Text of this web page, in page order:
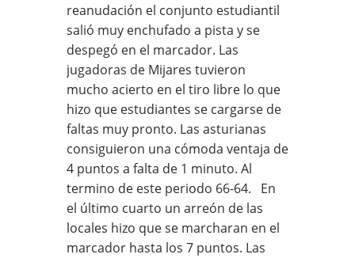
reanudación el conjunto estudiantil
salió muy enchufado a pista y se
despegó en el marcador. Las
jugadoras de Mijares tuvieron
mucho acierto en el tiro libre lo que
hizo que estudiantes se cargarse de
faltas muy pronto. Las asturianas
consiguieron una cómoda ventaja de
4 puntos a falta de 1 minuto. Al
termino de este periodo 66-64. En
el último cuarto un arreón de las
locales hizo que se marcharan en el
marcador hasta los 7 puntos. Las